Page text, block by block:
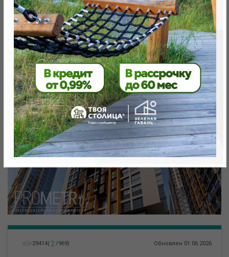
Минск, Октябрьский, ул. Белградская
метро «Ковальская Слобода», 566 м
29414( 2 /969) Обновлен 01.06.2026